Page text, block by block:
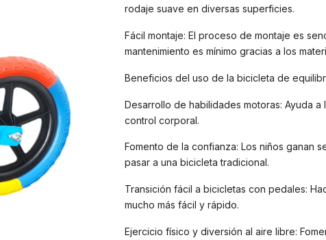
rodaje suave en diversas superficies.
Fácil montaje: El proceso de montaje es
mantenimiento es mínimo gracias a los
Beneficios del uso de la bicicleta de
Desarrollo de habilidades motoras: Ayuda
control corporal.
Fomento de la confianza: Los niños ganan
pasar a una bicicleta tradicional.
Transición fácil a bicicletas con pedales:
mucho más fácil y rápido.
Ejercicio físico y diversión al aire libre: